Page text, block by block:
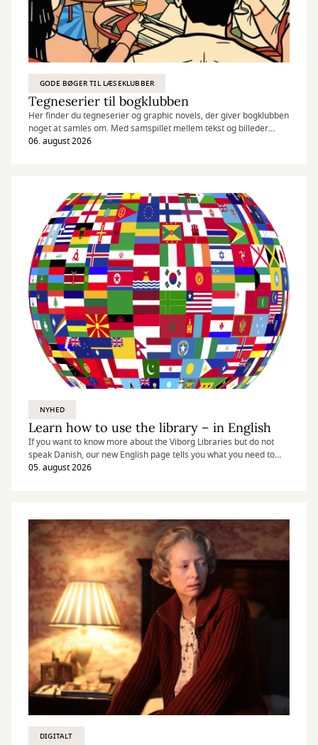
GODE BØGER TIL LÆSEKLUBBER
Tegneserier til bogklubben
Her finder du tegneserier og graphic novels, der giver bogklubben
noget at samles om. Med samspillet mellem tekst og billeder
åbner de for samtaler om både nære relationer og de større
06. august 2026
NYHED
Learn how to use the library – in English
If you want to know more about the Viborg Libraries but do not
speak Danish, our new English page tells you what you need to
know.
05. august 2026
DIGITALT